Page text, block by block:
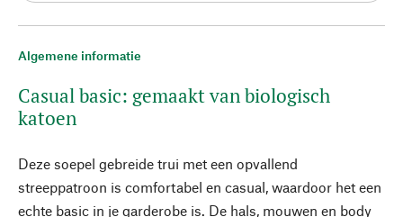
Algemene informatie
Casual basic: gemaakt van biologisch
katoen
Deze soepel gebreide trui met een opvallend
streeppatroon is comfortabel en casual, waardoor het een
echte basic in je garderobe is. De hals, mouwen en body